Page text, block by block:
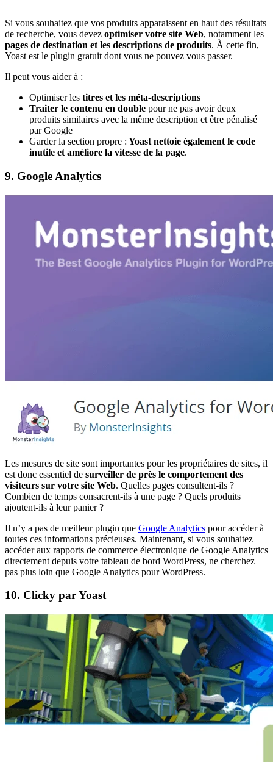
Si vous souhaitez que vos produits apparaissent en haut des résultats
de recherche, vous devez optimiser votre site Web, notamment les
pages de destination et les descriptions de produits. À cette fin,
Yoast est le plugin gratuit dont vous ne pouvez vous passer.
Il peut vous aider à :
Optimiser les titres et les méta-descriptions
Traiter le contenu en double pour ne pas avoir deux
produits similaires avec la même description et être pénalisé
par Google
Garder la section propre : Yoast nettoie également le code
inutile et améliore la vitesse de la page.
9. Google Analytics
Les mesures de site sont importantes pour les propriétaires de sites, il
est donc essentiel de surveiller de près le comportement des
visiteurs sur votre site Web. Quelles pages consultent-ils ?
Combien de temps consacrent-ils à une page ? Quels produits
ajoutent-ils à leur panier ?
Il n’y a pas de meilleur plugin que Google Analytics pour accéder à
toutes ces informations précieuses. Maintenant, si vous souhaitez
accéder aux rapports de commerce électronique de Google Analytics
directement depuis votre tableau de bord WordPress, ne cherchez
pas plus loin que Google Analytics pour WordPress.
10. Clicky par Yoast